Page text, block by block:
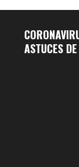
ASTUCES